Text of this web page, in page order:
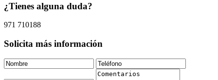
¿Tienes alguna duda?
971 710188
Solicita más información